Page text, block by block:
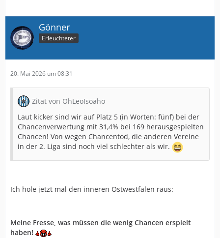
Gönner
Erleuchteter
20. Mai 2026 um 08:31
Zitat von OhLeoIsoaho
Laut kicker sind wir auf Platz 5 (in Worten: fünf) bei der
Chancenverwertung mit 31,4% bei 169 herausgespielten
Chancen! Von wegen Chancentod, die anderen Vereine
in der 2. Liga sind noch viel schlechter als wir.
Ich hole jetzt mal den inneren Ostwestfalen raus:
Meine Fresse, was müssen die wenig Chancen erspielt
haben!